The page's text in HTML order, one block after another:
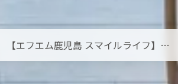
【エフエム鹿児島 スマイルライフ】オーラルフレイルとは？お口の小さな衰えを見逃さないために